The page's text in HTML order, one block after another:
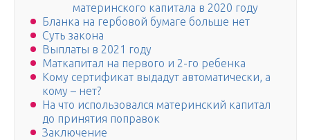
материнского капитала в 2020 году
Бланка на гербовой бумаге больше нет
Суть закона
Выплaты в 2021 году
Маткапитал на первого и 2-го ребенка
Кому сертификат выдадут автоматически, а
кому – нет?
На что использовался материнский капитал
до принятия поправок
Заключение